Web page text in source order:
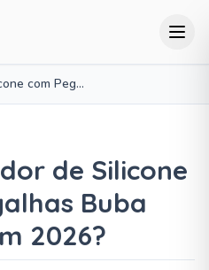
Babador de Silicone com Pega Migalhas Buba
de Silicone
Buba
2026?